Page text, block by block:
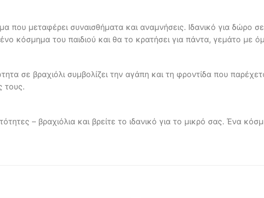
που μεταφέρει συναισθήματα και αναμνήσεις. Ιδανικό για δώρο
κόσμημα του παιδιού και θα το κρατήσει για πάντα, γεμάτο με
σε βραχιόλι συμβολίζει την αγάπη και τη φροντίδα που
τους.
– βραχιόλια και βρείτε το ιδανικό για το μικρό σας. Ένα